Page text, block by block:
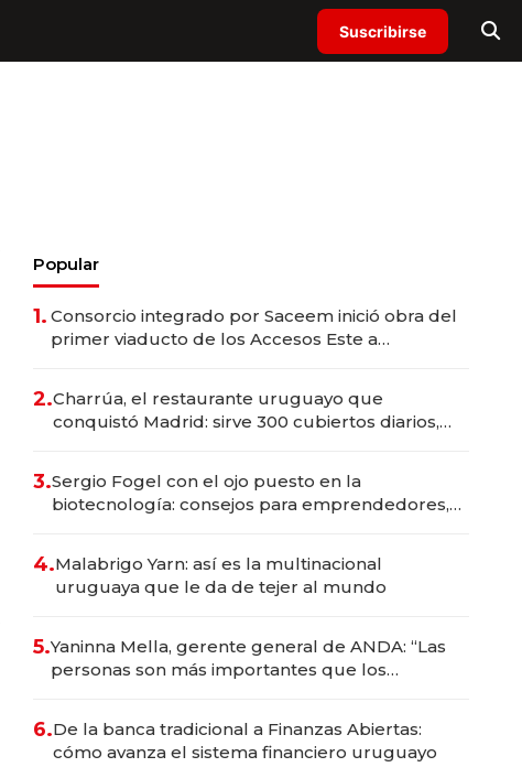
Suscribirse
Popular
1. Consorcio integrado por Saceem inició obra del
primer viaducto de los Accesos Este a
2.Charrúa, el restaurante uruguayo que
conquistó Madrid: sirve 300 cubiertos diarios,
3.Sergio Fogel con el ojo puesto en la
biotecnología: consejos para emprendedores,
4.Malabrigo Yarn: así es la multinacional
uruguaya que le da de tejer al mundo
5.Yaninna Mella, gerente general de ANDA: “Las
personas son más importantes que los
6.De la banca tradicional a Finanzas Abiertas:
cómo avanza el sistema financiero uruguayo